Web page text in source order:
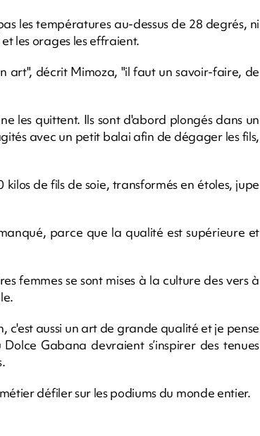
les températures au-dessus de 28 degrés, ni
les orages les effraient.
art", décrit Mimoza, "il faut un savoir-faire, de
les quittent. Ils sont d'abord plongés dans un
avec un petit balai afin de dégager les fils,
de fils de soie, transformés en étoles, jupe
parce que la qualité est supérieure et
femmes se sont mises à la culture des vers à
c'est aussi un art de grande qualité et je pense
Gabana devraient s’inspirer des tenues
défiler sur les podiums du monde entier.